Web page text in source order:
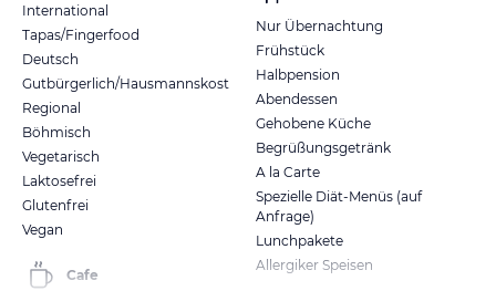
International
Tapas/Fingerfood
Deutsch
Gutbürgerlich/Hausmannskost
Regional
Böhmisch
Vegetarisch
Laktosefrei
Glutenfrei
Vegan
Cafe
Nur Übernachtung
Frühstück
Halbpension
Abendessen
Gehobene Küche
Begrüßungsgetränk
A la Carte
Spezielle Diät-Menüs (auf
Anfrage)
Lunchpakete
Allergiker Speisen